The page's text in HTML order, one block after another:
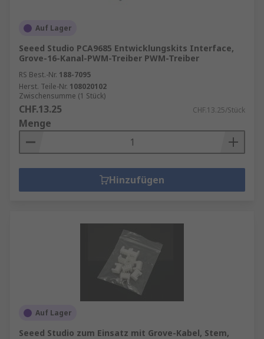
Auf Lager
Seeed Studio PCA9685 Entwicklungskits Interface,
Grove-16-Kanal-PWM-Treiber PWM-Treiber
RS Best.-Nr. 188-7095
Herst. Teile-Nr. 108020102
Zwischensumme (1 Stück)
CHF.13.25 CHF.13.25/Stück
Menge
Hinzufügen
Auf Lager
Seeed Studio zum Einsatz mit Grove-Kabel, Stem,